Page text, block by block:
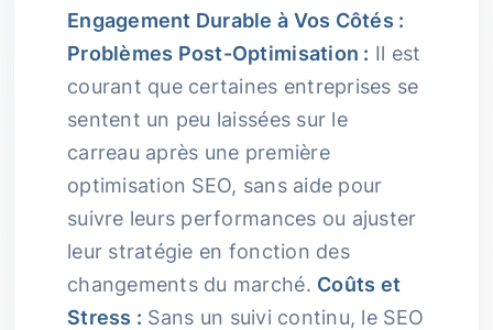
Engagement Durable à Vos Côtés :
Problèmes Post-Optimisation : Il est
courant que certaines entreprises se
sentent un peu laissées sur le
carreau après une première
optimisation SEO, sans aide pour
suivre leurs performances ou ajuster
leur stratégie en fonction des
changements du marché. Coûts et
Stress : Sans un suivi continu, le SEO